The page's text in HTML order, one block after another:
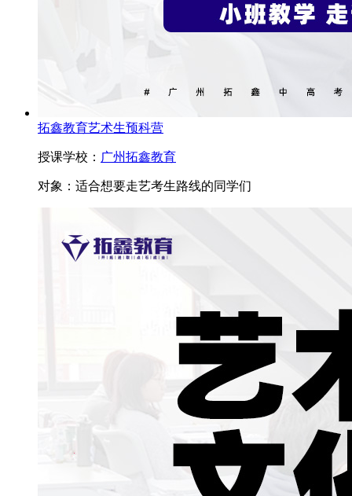
拓鑫教育艺术生预科营
授课学校： 广州拓鑫教育
对象： 适合想要走艺考生路线的同学们